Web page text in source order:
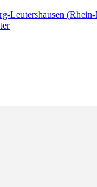
Leutershausen